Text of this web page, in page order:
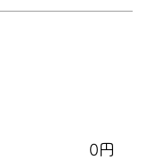
0円